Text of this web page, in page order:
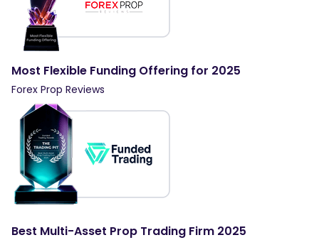
Most Flexible Funding Offering for 2025
Forex Prop Reviews
Best Multi-Asset Prop Trading Firm 2025